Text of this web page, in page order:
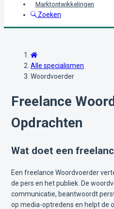
Marktontwikkelingen
Zoeken
Alle specialismen
Woordvoerder
Freelance
Opdrachten
Wat doet een
Een freelance Woordvoerder
de pers en het publiek. De
communicatie, beantwoordt
op media-optredens en helpt de